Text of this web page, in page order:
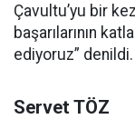
Çavultu’yu bir
başarılarının
ediyoruz” denildi.
Servet TÖZ